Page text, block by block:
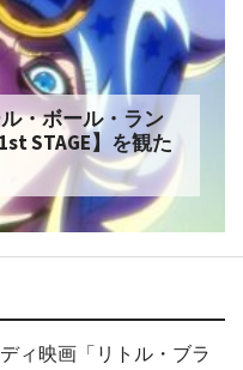
・ボール・ラン
STAGE】を観た
ィ映画「リトル・ブラ